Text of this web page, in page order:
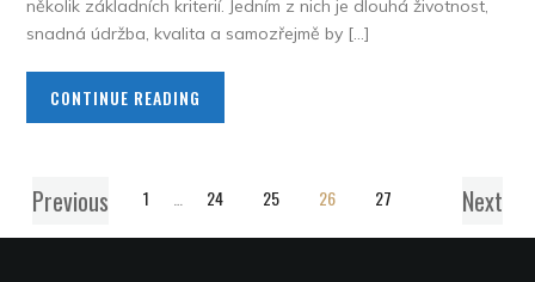
několik základních kriterií. Jedním z nich je dlouhá životnost,
snadná údržba, kvalita a samozřejmě by […]
CONTINUE READING
Previous 1 24 25 26 27 Next